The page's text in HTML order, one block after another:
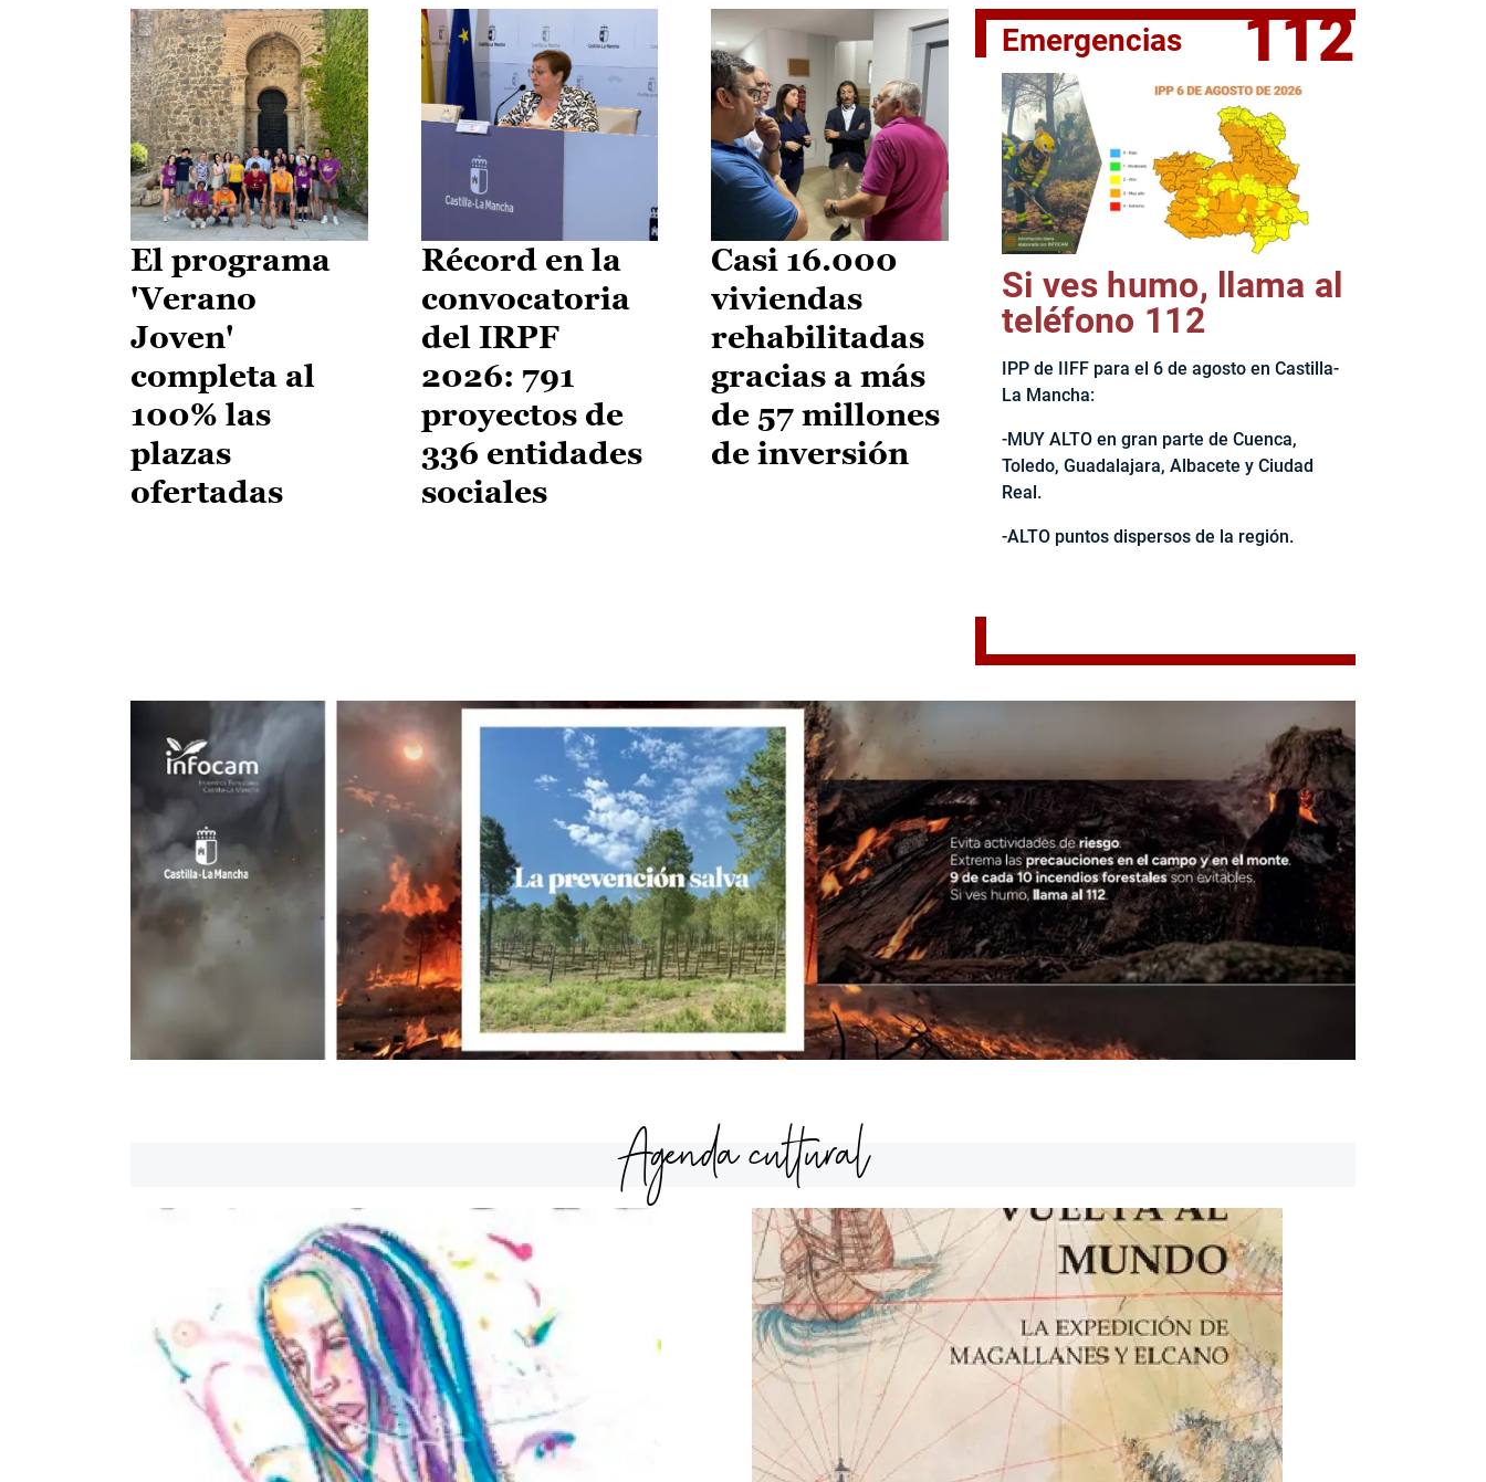
El jefe del Ejecutivo castellanomanchego, Emiliano García-
El programa
'Verano
Joven'
completa al
100% las
plazas
ofertadas
Récord en la
convocatoria
del IRPF
2026: 791
proyectos de
336 entidades
sociales
Casi 16.000
viviendas
rehabilitadas
gracias a más
de 57 millones
de inversión
Emergencias 112
Si ves humo, llama al
teléfono 112
IPP de IIFF para el 6 de agosto en Castilla-
La Mancha:
-MUY ALTO en gran parte de Cuenca,
Toledo, Guadalajara, Albacete y Ciudad
Real.
-ALTO puntos dispersos de la región.
Agenda cultural